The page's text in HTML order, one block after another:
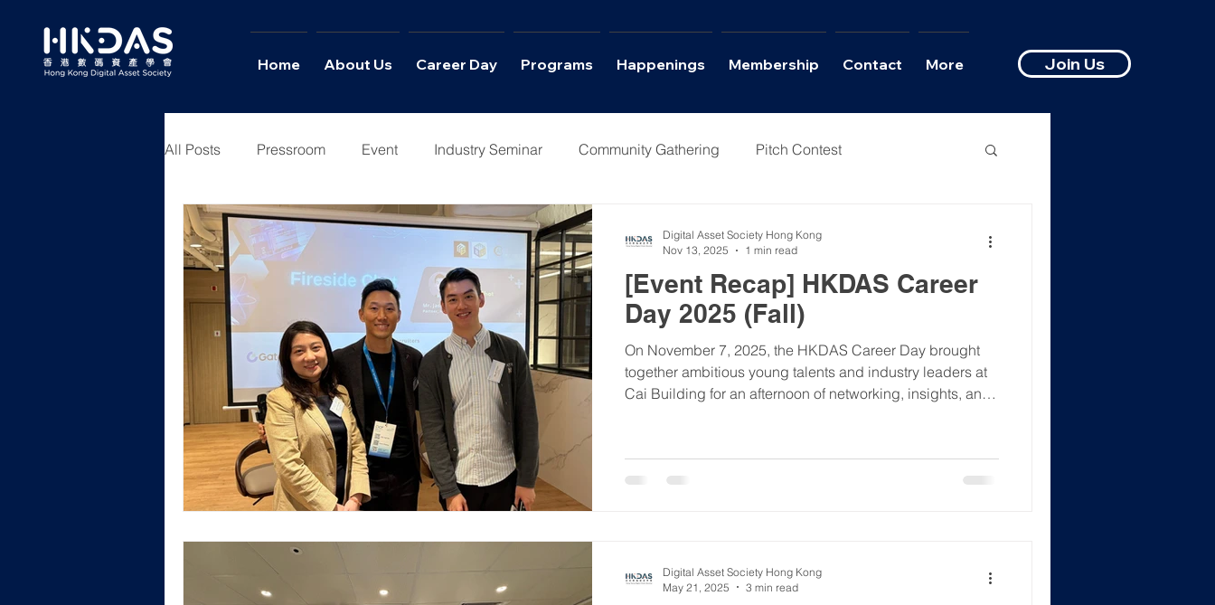
Home About Us Career Day Programs Happenings Membership Contact More Join Us
All Posts Pressroom Event Industry Seminar Community Gathering Pitch Contest
Youth Academy News Columns Interviews
[Event Recap] HKDAS Career
Day 2025 (Fall)
On November 7, 2025, the HKDAS Career Day brought
together ambitious young talents and industry leaders at
Cai Building for an afternoon of networking, insights, and
invaluable perspectives from Jason Chan (Partner, Howse
Williams), who shared expertise on navigating careers in
Digital Asset Society Hong Kong
Nov 13, 2025
1 min read
Digital Asset Society Hong Kong
May 21, 2025
3 min read